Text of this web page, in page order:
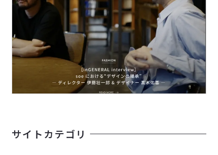
サイトカテゴリ